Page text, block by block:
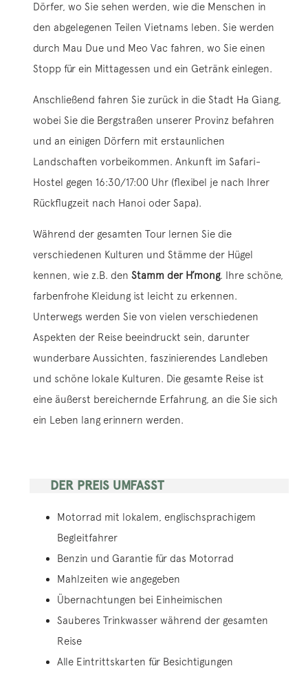
Dörfer, wo Sie sehen werden, wie die Menschen in
den abgelegenen Teilen Vietnams leben. Sie werden
durch Mau Due und Meo Vac fahren, wo Sie einen
Stopp für ein Mittagessen und ein Getränk einlegen.
Anschließend fahren Sie zurück in die Stadt Ha Giang,
wobei Sie die Bergstraßen unserer Provinz befahren
und an einigen Dörfern mit erstaunlichen
Landschaften vorbeikommen. Ankunft im Safari-
Hostel gegen 16:30/17:00 Uhr (flexibel je nach Ihrer
Rückflugzeit nach Hanoi oder Sapa).
Während der gesamten Tour lernen Sie die
verschiedenen Kulturen und Stämme der Hügel
kennen, wie z.B. den Stamm der H’mong. Ihre schöne,
farbenfrohe Kleidung ist leicht zu erkennen.
Unterwegs werden Sie von vielen verschiedenen
Aspekten der Reise beeindruckt sein, darunter
wunderbare Aussichten, faszinierendes Landleben
und schöne lokale Kulturen. Die gesamte Reise ist
eine äußerst bereichernde Erfahrung, an die Sie sich
ein Leben lang erinnern werden.
DER PREIS UMFASST
Motorrad mit lokalem, englischsprachigem
Begleitfahrer
Benzin und Garantie für das Motorrad
Mahlzeiten wie angegeben
Übernachtungen bei Einheimischen
Sauberes Trinkwasser während der gesamten
Reise
Alle Eintrittskarten für Besichtigungen